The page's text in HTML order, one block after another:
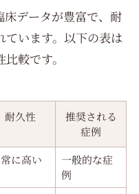
床データが豊富で、耐
ています。以下の表は
較です。
耐久性
推奨される
症例
に高い
一般的な症
例